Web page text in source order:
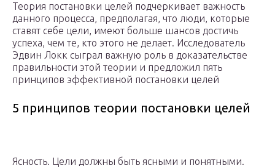
Теория постановки целей подчеркивает важность
данного процесса, предполагая, что люди, которые
ставят себе цели, имеют больше шансов достичь
успеха, чем те, кто этого не делает. Исследователь
Эдвин Локк сыграл важную роль в доказательстве
правильности этой теории и предложил пять
принципов эффективной постановки целей
5 принципов теории постановки целей
Ясность. Цели должны быть ясными и понятными.